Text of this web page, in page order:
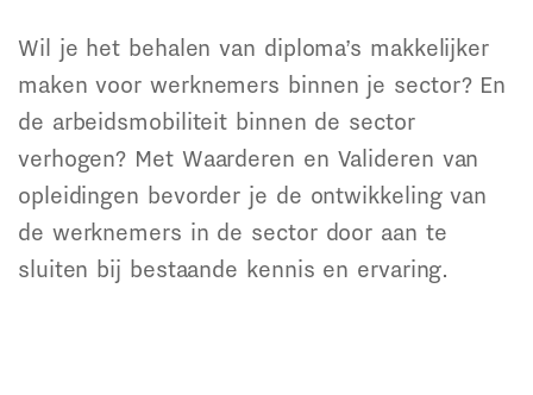
Wil je het behalen van diploma’s makkelijker
maken voor werknemers binnen je sector? En
de arbeidsmobiliteit binnen de sector
verhogen? Met Waarderen en Valideren van
opleidingen bevorder je de ontwikkeling van
de werknemers in de sector door aan te
sluiten bij bestaande kennis en ervaring.